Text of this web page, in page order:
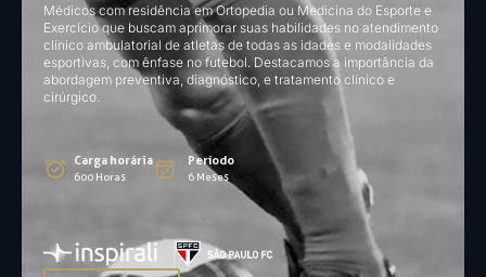
Médicos com residência em Ortopedia ou Medicina do Esporte e
Exercício que buscam aprimorar suas habilidades no atendimento
clínico ambulatorial de atletas de todas as idades e modalidades
esportivas, com ênfase no futebol. Destacamos a importância da
abordagem preventiva, diagnóstico, e tratamento clínico e
cirúrgico.
Carga horária
600 Horas
Período
6 Meses